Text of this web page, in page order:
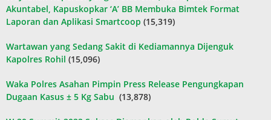
Akuntabel, Kapuskopkar ‘A’ BB Membuka Bimtek Format
Laporan dan Aplikasi Smartcoop (15,319)
Wartawan yang Sedang Sakit di Kediamannya Dijenguk
Kapolres Rohil (15,096)
Waka Polres Asahan Pimpin Press Release Pengungkapan
Dugaan Kasus ± 5 Kg Sabu (13,878)